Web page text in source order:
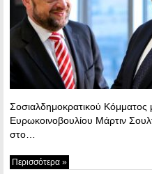
Σοσιαλδημοκρατικού Κόμματος
Ευρωκοινοβουλίου Μάρτιν
στο…
Περισσότερα »